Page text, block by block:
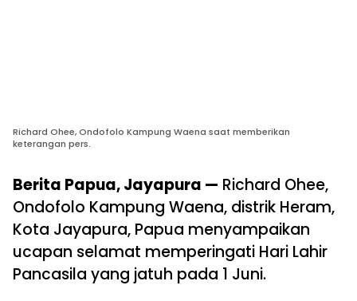
Richard Ohee, Ondofolo Kampung Waena saat memberikan
keterangan pers.
Berita Papua, Jayapura — Richard Ohee,
Ondofolo Kampung Waena, distrik Heram,
Kota Jayapura, Papua menyampaikan
ucapan selamat memperingati Hari Lahir
Pancasila yang jatuh pada 1 Juni.